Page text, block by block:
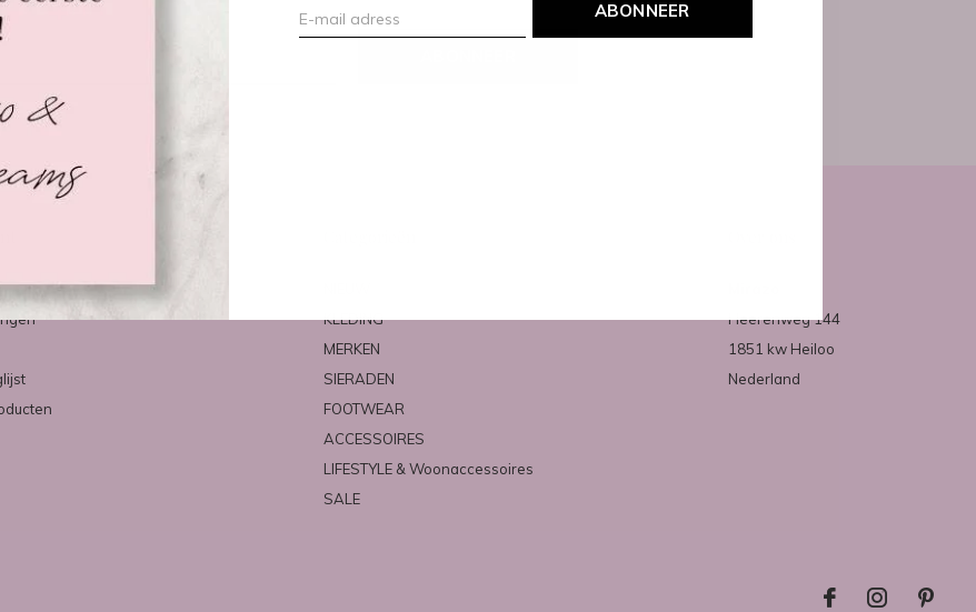
ABONNEER
KLEDING
MERKEN
SIERADEN
FOOTWEAR
ACCESSOIRES
LIFESTYLE & Woonaccessoires
SALE
Heerenweg 144
1851 kw Heiloo
Nederland